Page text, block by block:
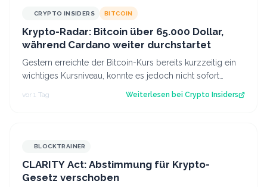
CRYPTO INSIDERS BITCOIN
Krypto-Radar: Bitcoin über 65.000 Dollar,
während Cardano weiter durchstartet
Gestern erreichte der Bitcoin-Kurs bereits kurzzeitig ein
wichtiges Kursniveau, konnte es jedoch nicht sofort
vor 1 Tag Weiterlesen bei Crypto Insiders
BLOCKTRAINER
CLARITY Act: Abstimmung für Krypto-
Gesetz verschoben